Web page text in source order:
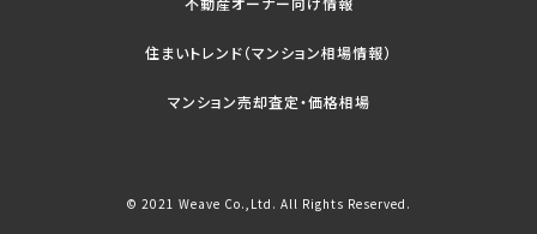
住まいトレンド（マンション相場情報）
マンション売却査定・価格相場
© 2021 Weave Co.,Ltd. All Rights Reserved.